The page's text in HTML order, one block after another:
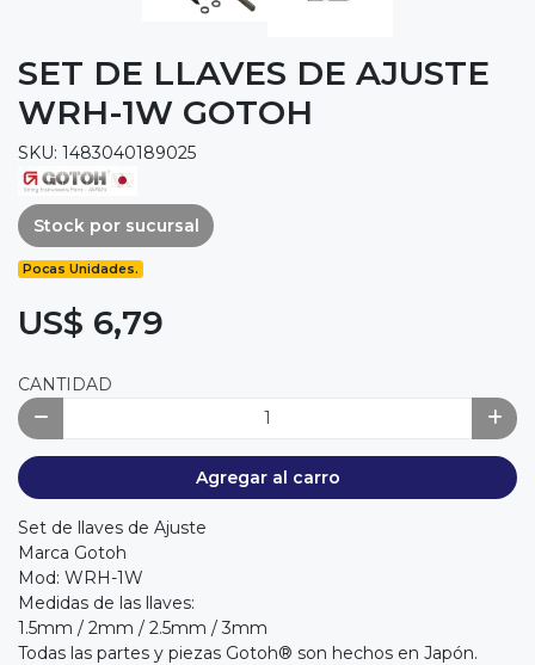
SET DE LLAVES DE AJUSTE
WRH-1W GOTOH
SKU: 1483040189025
Stock por sucursal
Pocas Unidades.
US$ 6,79
CANTIDAD
Agregar al carro
Set de llaves de Ajuste
Marca Gotoh
Mod: WRH-1W
Medidas de las llaves:
1.5mm / 2mm / 2.5mm / 3mm
Todas las partes y piezas Gotoh® son hechos en Japón.